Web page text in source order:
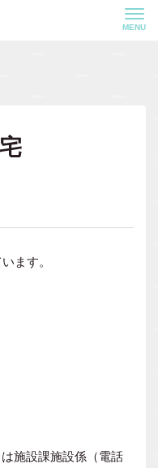
MENU
ます。
施設課施設係（電話